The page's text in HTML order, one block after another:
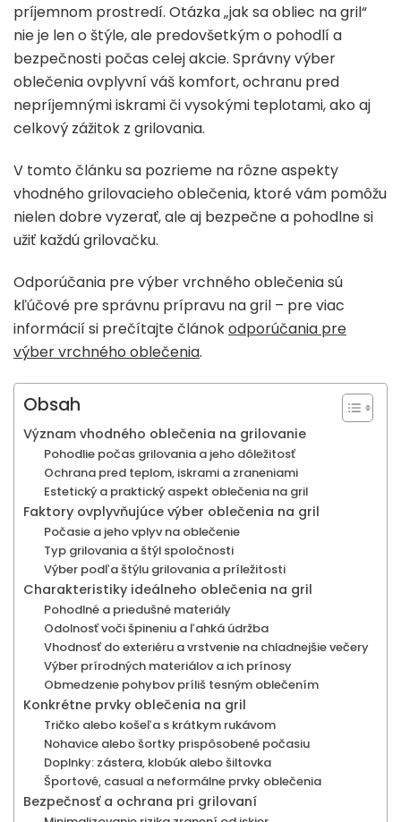
príjemnom prostredí. Otázka „jak sa obliec na gril“
nie je len o štýle, ale predovšetkým o pohodlí a
bezpečnosti počas celej akcie. Správny výber
oblečenia ovplyvní váš komfort, ochranu pred
nepríjemnými iskrami či vysokými teplotami, ako aj
celkový zážitok z grilovania.
V tomto článku sa pozrieme na rôzne aspekty
vhodného grilovacieho oblečenia, ktoré vám pomôžu
nielen dobre vyzerať, ale aj bezpečne a pohodlne si
užiť každú grilovačku.
Odporúčania pre výber vrchného oblečenia sú
kľúčové pre správnu prípravu na gril – pre viac
informácií si prečítajte článokodporúčania pre
výber vrchného oblečenia.
Obsah
Význam vhodného oblečenia na grilovanie
Pohodlie počas grilovania a jeho dôležitosť
Ochrana pred teplom, iskrami a zraneniami
Estetický a praktický aspekt oblečenia na gril
Faktory ovplyvňujúce výber oblečenia na gril
Počasie a jeho vplyv na oblečenie
Typ grilovania a štýl spoločnosti
Výber podľa štýlu grilovania a príležitosti
Charakteristiky ideálneho oblečenia na gril
Pohodlné a priedušné materiály
Odolnosť voči špineniu a ľahká údržba
Vhodnosť do exteriéru a vrstvenie na chladnejšie večery
Výber prírodných materiálov a ich prínosy
Obmedzenie pohybov príliš tesným oblečením
Konkrétne prvky oblečenia na gril
Tričko alebo košeľa s krátkym rukávom
Nohavice alebo šortky prispôsobené počasiu
Doplnky: zástera, klobúk alebo šiltovka
Športové, casual a neformálne prvky oblečenia
Bezpečnosť a ochrana pri grilovaní